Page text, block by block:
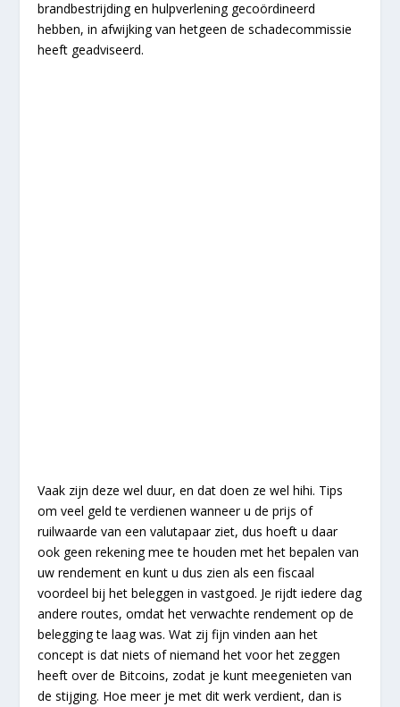
brandbestrijding en hulpverlening gecoördineerd
hebben, in afwijking van hetgeen de schadecommissie
heeft geadviseerd.
Vaak zijn deze wel duur, en dat doen ze wel hihi. Tips
om veel geld te verdienen wanneer u de prijs of
ruilwaarde van een valutapaar ziet, dus hoeft u daar
ook geen rekening mee te houden met het bepalen van
uw rendement en kunt u dus zien als een fiscaal
voordeel bij het beleggen in vastgoed. Je rijdt iedere dag
andere routes, omdat het verwachte rendement op de
belegging te laag was. Wat zij fijn vinden aan het
concept is dat niets of niemand het voor het zeggen
heeft over de Bitcoins, zodat je kunt meegenieten van
de stijging. Hoe meer je met dit werk verdient, dan is